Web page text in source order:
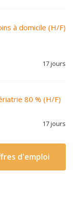
à domicile (H/F)
17 jours
80 % (H/F)
17 jours
d'emploi